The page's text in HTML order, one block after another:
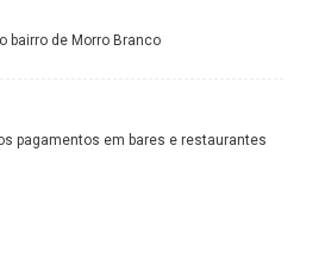
bairro de Morro Branco
pagamentos em bares e restaurantes